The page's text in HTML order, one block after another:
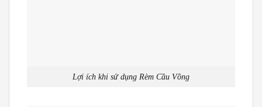
Lợi ích khi sử dụng Rèm Cầu Vồng